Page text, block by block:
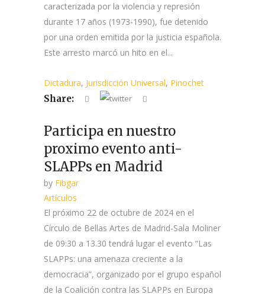
caracterizada por la violencia y represión
durante 17 años (1973-1990), fue detenido
por una orden emitida por la justicia española.
Este arresto marcó un hito en el...
Dictadura, Jurisdicción Universal, Pinochet
Share:
Participa en nuestro
proximo evento anti-
SLAPPs en Madrid
by Fibgar
Artículos
El próximo 22 de octubre de 2024 en el
Círculo de Bellas Artes de Madrid-Sala Moliner
de 09:30 a 13.30 tendrá lugar el evento “Las
SLAPPs: una amenaza creciente a la
democracia”, organizado por el grupo español
de la Coalición contra las SLAPPs en Europa